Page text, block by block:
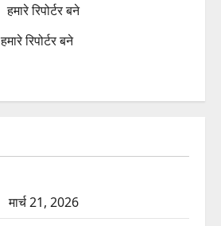
हमारे रिपोर्टर बने
मार्च 21, 2026